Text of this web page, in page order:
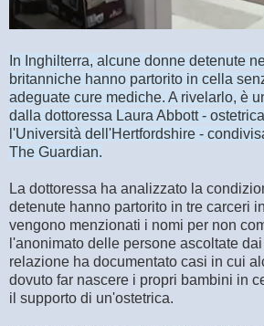
In Inghilterra, alcune donne detenute
britanniche hanno partorito in cella
adeguate cure mediche. A rivelarlo, è
dalla dottoressa Laura Abbott -
l'Università dell'Hertfordshire -
The Guardian.
La dottoressa ha analizzato la
detenute hanno partorito in tre carceri
vengono menzionati i nomi per non
l'anonimato delle persone ascoltate
relazione ha documentato casi in cui
dovuto far nascere i propri bambini in
il supporto di un'ostetrica.